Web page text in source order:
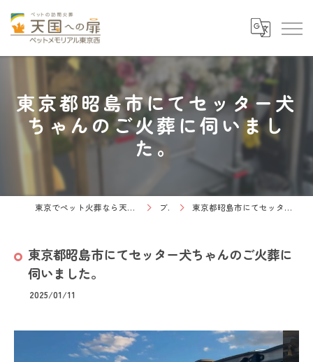
東京都昭島市にてセッター犬
ちゃんのご火葬に伺いまし
た。
東京でペット火葬なら天国への扉 ペットメモリアル東京西 ブログ 東京都昭島市にてセッター犬ちゃんのご火葬に伺いました。
東京都昭島市にてセッター犬ちゃんのご火葬に
伺いました。
2025/01/11